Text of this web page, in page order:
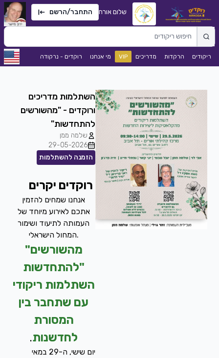
שלום אורח התחבר/הרשם
ריקודים הרקדות מדריכים VIP מי אנחנו רוקדים - נרקודה
השתלמות מדריכים
ורוקדים - "מהשורשים
להתחדשות"
שלמה ממן
29-05-2026
הזמנה להשתלמות
אנחנו שמחים להזמין
אתכם לאירוע מיוחד של
העמותה לתיעוד ושימור
המחול הישראלי.
"מהשורשים
להתחדשות"
השתלמות ריקודי
עם שתחבר בין
המסורת
לחדשנות.
יום שישי, ה-29 במאי